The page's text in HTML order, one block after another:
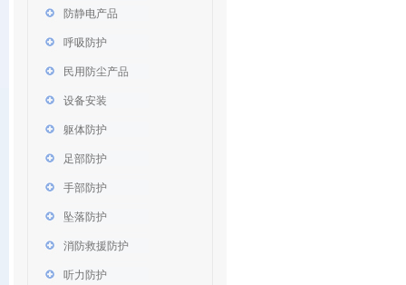
防静电产品
呼吸防护
民用防尘产品
设备安装
躯体防护
足部防护
手部防护
坠落防护
消防救援防护
听力防护